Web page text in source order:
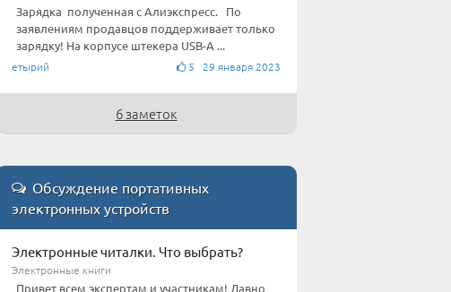
Зарядка полученная с Алиэкспресс. По
заявлениям продавцов поддерживает только
зарядку! На корпусе штекера USB-А ...
етырий 5 29 января 2023
6 заметок
Обсуждение портативных
электронных устройств
Электронные читалки. Что выбрать?
Электронные книги
Привет всем экспертам и участникам! Давно